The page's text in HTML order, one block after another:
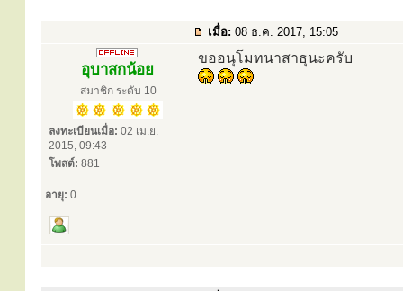
เมื่อ: 08 ธ.ค. 2017, 15:05
อุบาสกน้อย
สมาชิก ระดับ 10
ลงทะเบียนเมื่อ: 02 เม.ย.
2015, 09:43
โพสต์: 881
อายุ: 0
ขออนุโมทนาสาธุนะครับ